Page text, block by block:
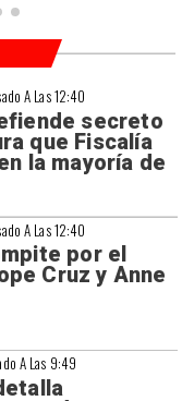
A Las 12:40
secreto
que Fiscalía
la mayoría de
A Las 12:40
por el
Cruz y Anne
A Las 9:49